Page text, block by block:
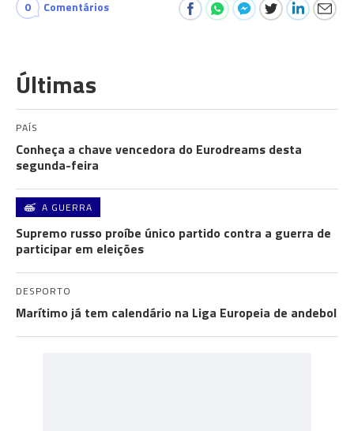
0 Comentários
Últimas
PAÍS
Conheça a chave vencedora do Eurodreams desta
segunda-feira
A GUERRA
Supremo russo proíbe único partido contra a guerra de
participar em eleições
DESPORTO
Marítimo já tem calendário na Liga Europeia de andebol